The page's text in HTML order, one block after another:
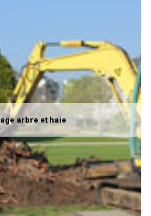
arbre et haie